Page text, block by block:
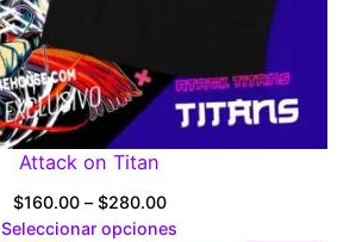
Attack on Titan
$160.00 – $280.00Price
range:
Seleccionar opciones